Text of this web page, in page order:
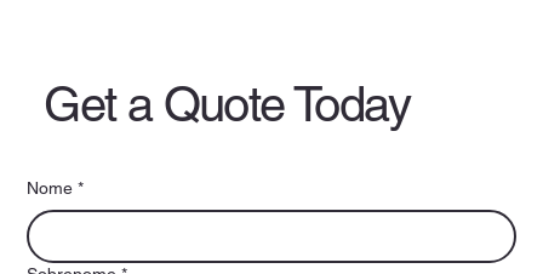
Get a Quote Today
Nome *